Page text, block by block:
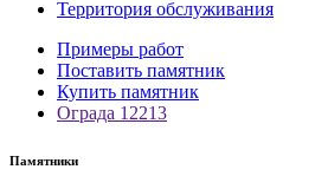
Территория обслуживания
Примеры работ
Поставить памятник
Купить памятник
Ограда 12213
Памятники